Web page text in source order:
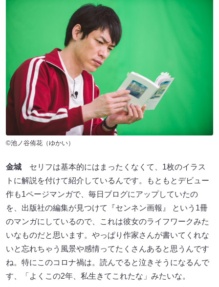
©池ノ谷侑花（ゆかい）
金城 セリフは基本的にはまったくなくて、1枚のイラス
トに解説を付けて紹介しているんです。もともとデビュー
作も1ページマンガで、毎日ブログにアップしていたの
を、出版社の編集が見つけて『センネン画報』 という1冊
のマンガにしているので、これは彼女のライフワークみた
いなものだと思います。やっぱり作家さんが書いてくれな
いと忘れちゃう風景や感情ってたくさんあると思うんです
ね。特にこのコロナ禍は。読んでると泣きそうになるんで
す、「よくこの2年、私生きてこれたな」みたいな。